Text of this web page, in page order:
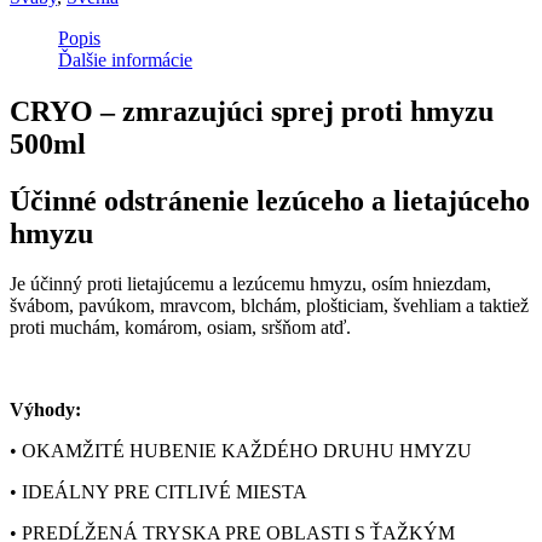
Popis
Ďalšie informácie
CRYO – zmrazujúci sprej proti hmyzu
500ml
Účinné odstránenie lezúceho a lietajúceho
hmyzu
Je účinný proti lietajúcemu a lezúcemu hmyzu, osím hniezdam,
švábom, pavúkom, mravcom, blchám, plošticiam, švehliam a taktiež
proti muchám, komárom, osiam, sršňom atď.
Výhody:
• OKAMŽITÉ HUBENIE KAŽDÉHO DRUHU HMYZU
• IDEÁLNY PRE CITLIVÉ MIESTA
• PREDĹŽENÁ TRYSKA PRE OBLASTI S ŤAŽKÝM